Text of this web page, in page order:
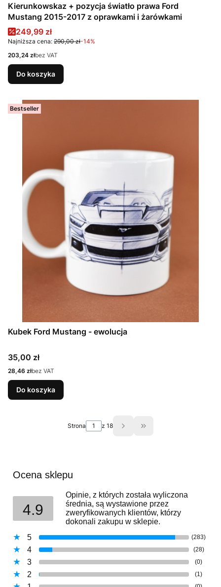
Kierunkowskaz + pozycja światło prawa Ford
Mustang 2015-2017 z oprawkami i żarówkami
Cena promocyjna
249,99 zł
Najniższa cena: 290,00 zł-14%
Cena
203,24 złbez VAT
Do koszyka
Bestseller
Kubek Ford Mustang - ewolucja
Cena
35,00 zł
Cena
28,46 złbez VAT
Do koszyka
Strona z 18 Przejdź do ostatniej
Ocena sklepu
4.9
Opinie, z których została wyliczona
średnia, są wystawione przez
zweryfikowanych klientów, którzy
dokonali zakupu w sklepie.
5
(283)
4 (28)
3 (0)
2 (1)